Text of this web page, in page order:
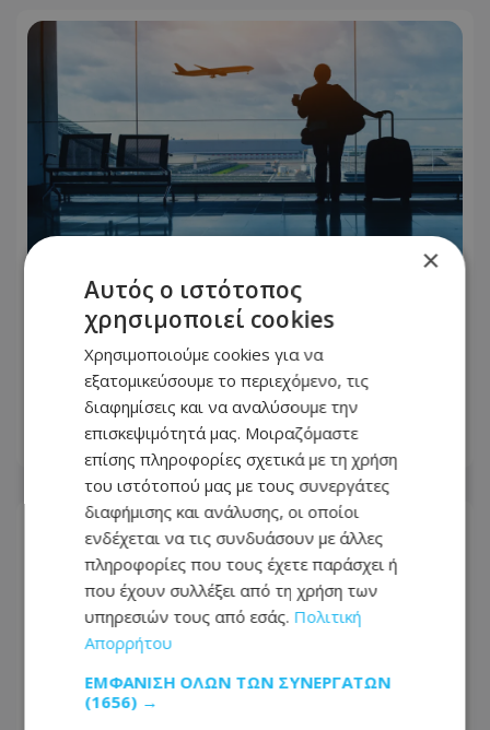
Έκλεισες ταξίδι στην Ευρώπη; Πριν
φύγεις για διακοπές έλεγξε αν έχεις
αυτή την κάρτα – Τι καλύπτει και
πότε λήγει
28.07.2026 - 06:15
×
Αυτός ο ιστότοπος
χρησιμοποιεί cookies
Χρησιμοποιούμε cookies για να
εξατομικεύσουμε το περιεχόμενο, τις
διαφημίσεις και να αναλύσουμε την
επισκεψιμότητά μας. Μοιραζόμαστε
επίσης πληροφορίες σχετικά με τη χρήση
του ιστότοπού μας με τους συνεργάτες
διαφήμισης και ανάλυσης, οι οποίοι
ενδέχεται να τις συνδυάσουν με άλλες
πληροφορίες που τους έχετε παράσχει ή
που έχουν συλλέξει από τη χρήση των
υπηρεσιών τους από εσάς. Πολιτική
Απορρήτου
ΕΜΦΆΝΙΣΗ ΌΛΩΝ ΤΩΝ ΣΥΝΕΡΓΑΤΏΝ
(1656) →